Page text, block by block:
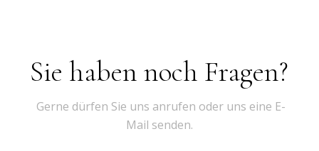
Sie haben noch Fragen?
Gerne dürfen Sie uns anrufen oder uns eine E-
Mail senden.